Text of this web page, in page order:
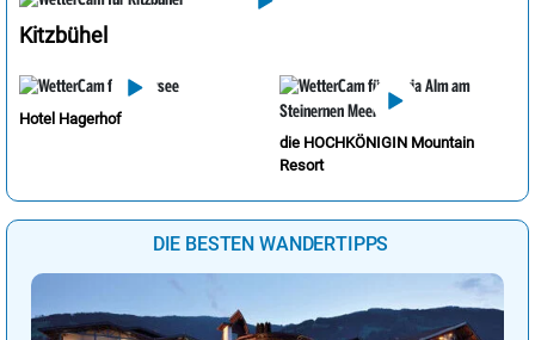
Kitzbühel
Hotel Hagerhof
die HOCHKÖNIGIN Mountain
Resort
DIE BESTEN WANDERTIPPS